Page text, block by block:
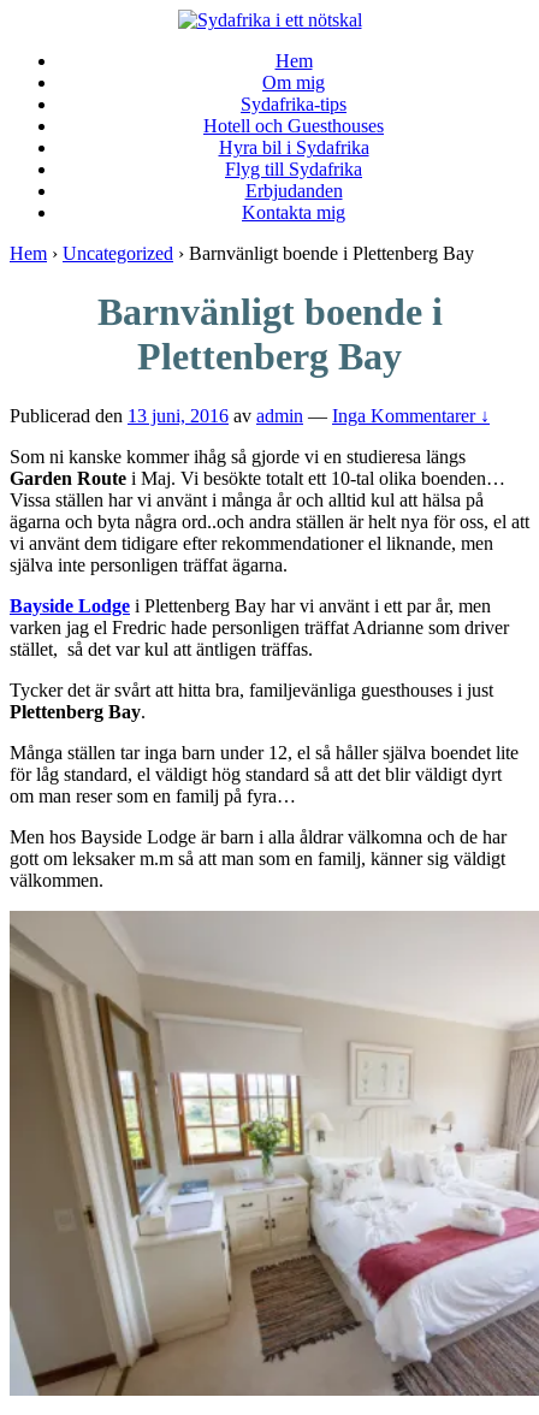
Main
Content
Hem
Om mig
Sydafrika-tips
Hotell och Guesthouses
Hyra bil i Sydafrika
Flyg till Sydafrika
Erbjudanden
Kontakta mig
Hem › Uncategorized › Barnvänligt boende i Plettenberg Bay
Barnvänligt boende i
Plettenberg Bay
Publicerad den 13 juni, 2016 av admin — Inga Kommentarer ↓
Som ni kanske kommer ihåg så gjorde vi en studieresa längs
Garden Route i Maj. Vi besökte totalt ett 10-tal olika boenden…
Vissa ställen har vi använt i många år och alltid kul att hälsa på
ägarna och byta några ord..och andra ställen är helt nya för oss, el att
vi använt dem tidigare efter rekommendationer el liknande, men
själva inte personligen träffat ägarna.
Bayside Lodge i Plettenberg Bay har vi använt i ett par år, men
varken jag el Fredric hade personligen träffat Adrianne som driver
stället, så det var kul att äntligen träffas.
Tycker det är svårt att hitta bra, familjevänliga guesthouses i just
Plettenberg Bay.
Många ställen tar inga barn under 12, el så håller själva boendet lite
för låg standard, el väldigt hög standard så att det blir väldigt dyrt
om man reser som en familj på fyra…
Men hos Bayside Lodge är barn i alla åldrar välkomna och de har
gott om leksaker m.m så att man som en familj, känner sig väldigt
välkommen.